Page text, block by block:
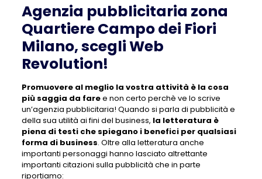
Agenzia pubblicitaria zona
Quartiere Campo dei Fiori
Milano, scegli Web
Revolution!
Promuovere al meglio la vostra attività è la cosa
più saggia da faree non certo perchè ve lo scrive
un’agenzia pubblicitaria! Quando si parla di pubblicità e
della sua utilità ai fini del business, la letteratura è
piena di testi che spiegano i benefici per qualsiasi
forma di business. Oltre alla letteratura anche
importanti personaggi hanno lasciato altrettante
importanti citazioni sulla pubblicità che in parte
riportiamo: